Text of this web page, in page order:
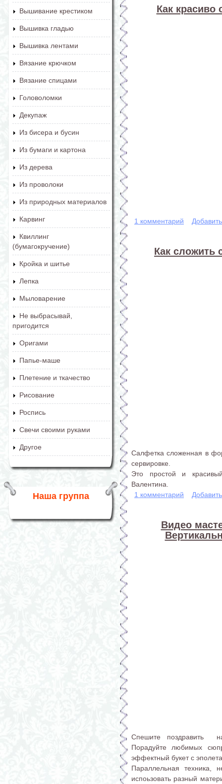
Вышивание крестиком
Вышивка гладью
Вышивка лентами
Вязание крючком
Вязание спицами
Головоломки
Декупаж
Из бисера и бусин
Из бумаги и картона
Из дерева
Из проволоки
Из природных материалов
Карвинг
Квиллинг
(бумагокручение)
Кройка и шитье
Лепка
Мыловарение
Не выбрасывай,
пригодится
Оригами
Папье-маше
Плетение и ткачество
Рисование
Роспись
Свечи своими руками
Другое
Наша группа
Как красиво
1 комментарий
Как сложить
Салфетка сложенная в
сервировке.
Это простой и
Валентина.
1 комментарий
Видео
Спешите поздравить
Порадуйте любимых
эффектный букет с
Параллельная техника,
испоьзовать разный